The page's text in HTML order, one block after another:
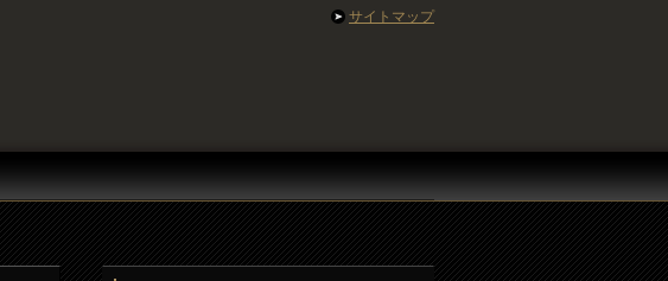
サイトマップ